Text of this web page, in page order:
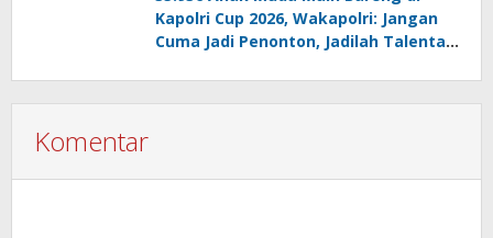
Kapolri Cup 2026, Wakapolri: Jangan
Cuma Jadi Penonton, Jadilah Talenta
Komentar